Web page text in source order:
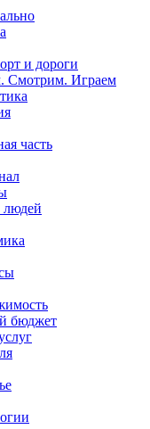
и дороги
Смотрим. Играем
часть
людей
бюджет